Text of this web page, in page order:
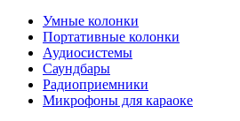
Умные колонки
Портативные колонки
Аудиосистемы
Саундбары
Радиоприемники
Микрофоны для караоке